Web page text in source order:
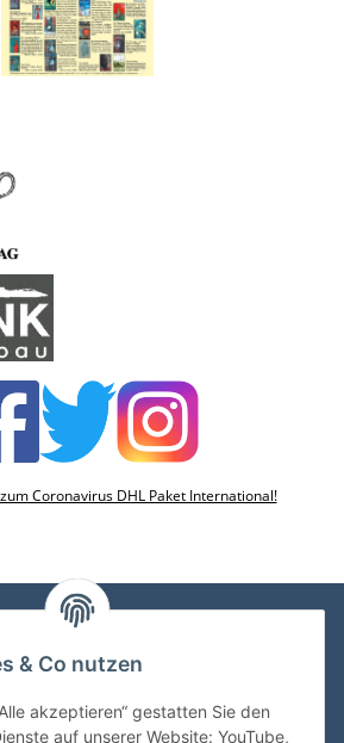
Coronavirus DHL Paket International!
& Co nutzen
akzeptieren“ gestatten Sie den
auf unserer Website: YouTube,